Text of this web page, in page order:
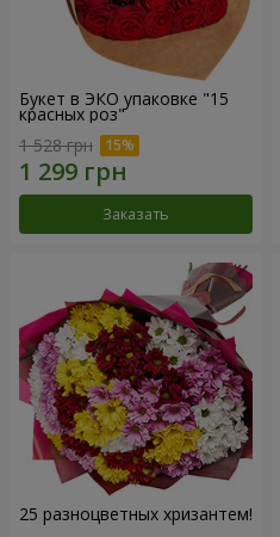
Букет в ЭКО упаковке "15
красных роз"
1 528 грн
Заказать
25 разноцветных хризантем!